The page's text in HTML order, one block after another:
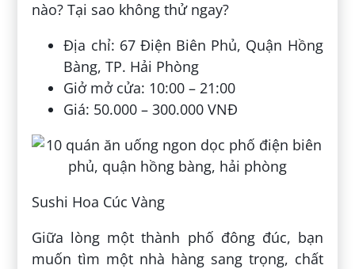
nào? Tại sao không thử ngay?
Địa chỉ: 67 Điện Biên Phủ, Quận Hồng
Bàng, TP. Hải Phòng
Giở mở cửa: 10:00 – 21:00
Giá: 50.000 – 300.000 VNĐ
Sushi Hoa Cúc Vàng
Giữa lòng một thành phố đông đúc, bạn
muốn tìm một nhà hàng sang trọng, chất